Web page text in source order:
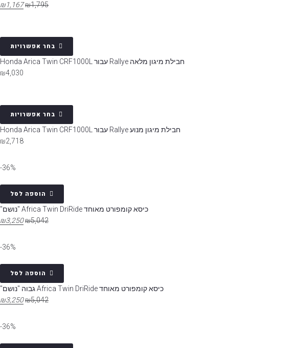
₪1,795
₪1,167
בחר אפשרויות
חבילת מיגון מלאה Rallye עבור Honda Arica Twin CRF1000L
₪4,030
בחר אפשרויות
חבילת מיגון מנוע Rallye עבור Honda Arica Twin CRF1000L
₪2,718
36%-
הוספה לסל
כיסא קומפורט מאוחד Africa Twin DriRide "נושם"
₪5,042
₪3,250
36%-
הוספה לסל
כיסא קומפורט מאוחד Africa Twin DriRide גבוה "נושם"
₪5,042
₪3,250
36%-